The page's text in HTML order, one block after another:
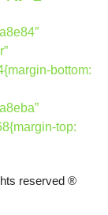
bottom:
top:
reserved ®